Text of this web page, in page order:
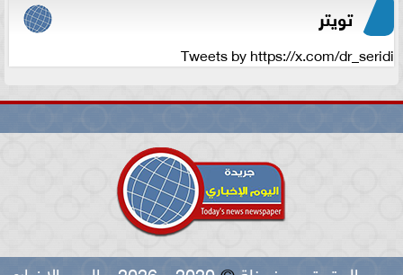
تويتر
Tweets by https://x.com/dr_seridi